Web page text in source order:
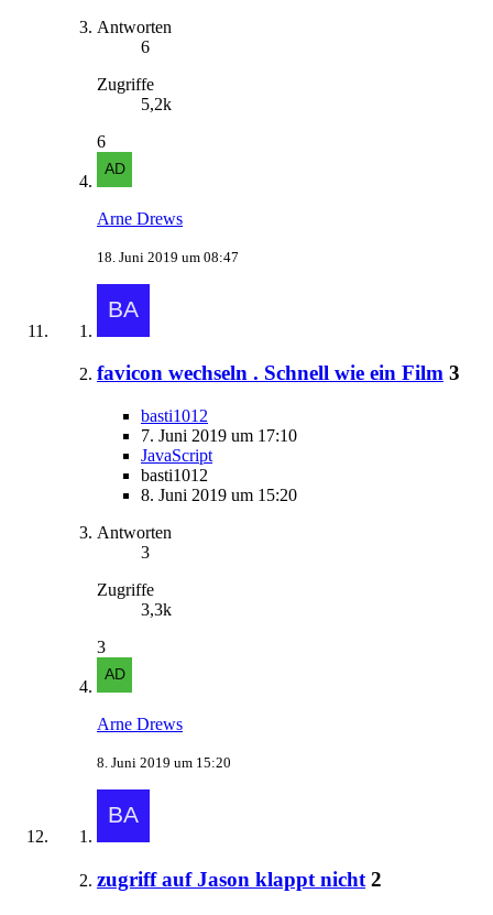
Antworten
6
Zugriffe
5,2k
6
Arne Drews
18. Juni 2019 um 08:47
favicon wechseln . Schnell wie ein Film 3
basti1012
7. Juni 2019 um 17:10
JavaScript
basti1012
8. Juni 2019 um 15:20
Antworten
3
Zugriffe
3,3k
3
Arne Drews
8. Juni 2019 um 15:20
zugriff auf Jason klappt nicht 2